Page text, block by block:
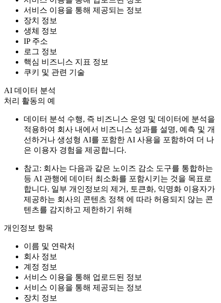
서비스 이용을 통해 제공되는 정보
장치 정보
생체 정보
IP 주소
로그 정보
핵심 비즈니스 지표 정보
쿠키 및 관련 기술
AI 데이터 분석
처리 활동의 예
데이터 분석 수행, 즉 비즈니스 운영 및 데이터에 분석을
적용하여 회사 내에서 비즈니스 성과를 설명, 예측 및 개
선하거나 생성형 AI를 포함한 AI 사용을 포함하여 더 나
은 이용자 경험을 제공합니다.
참고: 회사는 다음과 같은 노이즈 감소 도구를 통합하는
등 AI 관행에 데이터 최소화를 포함시키는 것을 목표로
합니다. 일부 개인정보의 제거, 토큰화, 익명화 이용자가
제공하는 회사의 콘텐츠 정책 에 따라 허용되지 않는 콘
텐츠를 감지하고 제한하기 위해
개인정보 항목
이름 및 연락처
회사 정보
계정 정보
서비스 이용을 통해 업로드된 정보
서비스 이용을 통해 제공되는 정보
장치 정보